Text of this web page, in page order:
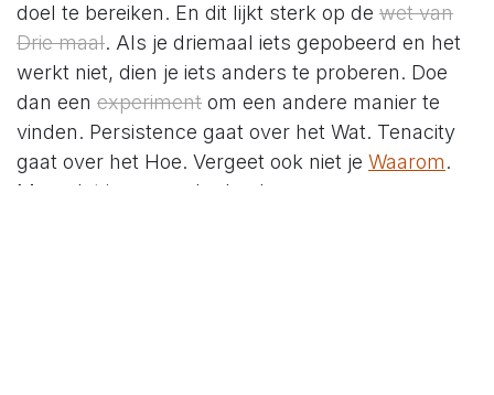
doel te bereiken. En dit lijkt sterk op de wet van
Drie maal. Als je driemaal iets gepobeerd en het
werkt niet, dien je iets anders te proberen. Doe
dan een experiment om een andere manier te
vinden. Persistence gaat over het Wat. Tenacity
gaat over het Hoe. Vergeet ook niet je Waarom.
Maar dat is een ander boek.